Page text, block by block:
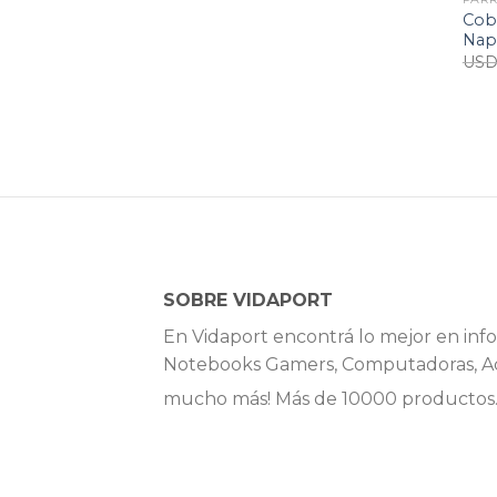
SOBRE VIDAPORT
En Vidaport encontrá lo mejor en
Notebooks Gamers, Computadoras,
mucho más! Más de 10000 productos.